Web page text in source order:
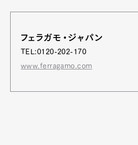
フェラガモ・ジャパン
TEL:0120-202-170
www.ferragamo.com